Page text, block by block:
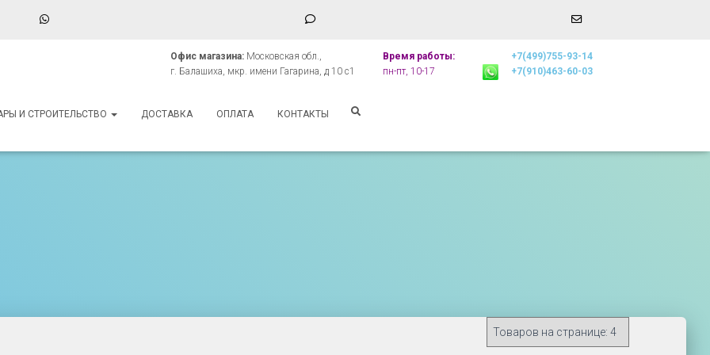
Офис магазина: Московская обл.,
г. Балашиха, мкр. имени Гагарина, д 10 с1
Время работы:
пн-пт, 10-17
+7(499)755-93-14
+7(910)463-60-03
И СТРОИТЕЛЬСТВО ДОСТАВКА ОПЛАТА КОНТАКТЫ
for